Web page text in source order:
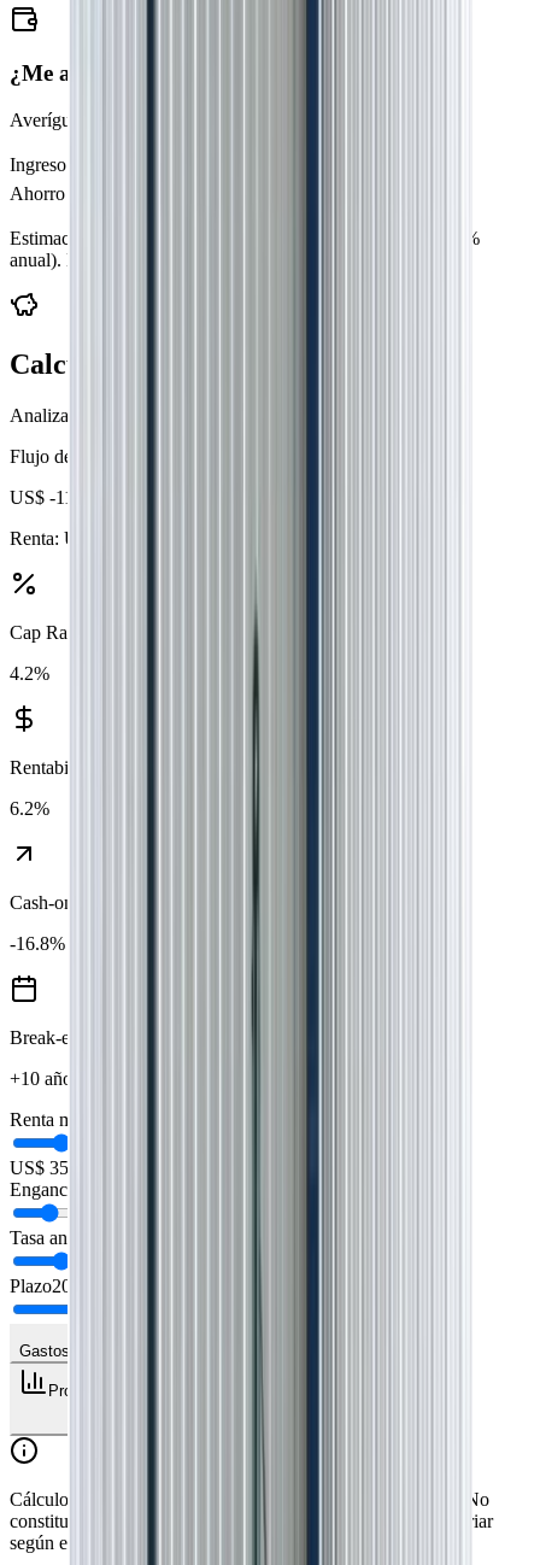
¿Me alcanza?
Averígualo en 5 segundos — sin registrarte
Ingreso mensual (
Ahorro para entrada (
Estimación orientativa (regla del 30%
, hipoteca 20 años al 9%
anual). No es asesoría financiera.
Calculadora de Inversión
Analiza la rentabilidad de esta propiedad
Flujo de Caja Mensual
US$ -1128
Renta: US$ 1710
Cap Rate
4.2%
Rentabilidad bruta
6.2%
Cash-on-Cash
-16.8%
Break-even
+10 años
Renta mensual esperada
US$ 350
Enganche
Tasa anual
Plazo20
Gastos avanzados
Proyección a 10 años
Cálculo referencial basado en supuestos que puedes ajustar. No
constituye asesoría financiera. Los retornos reales pueden variar
según el mercado, impuestos y condiciones del préstamo.